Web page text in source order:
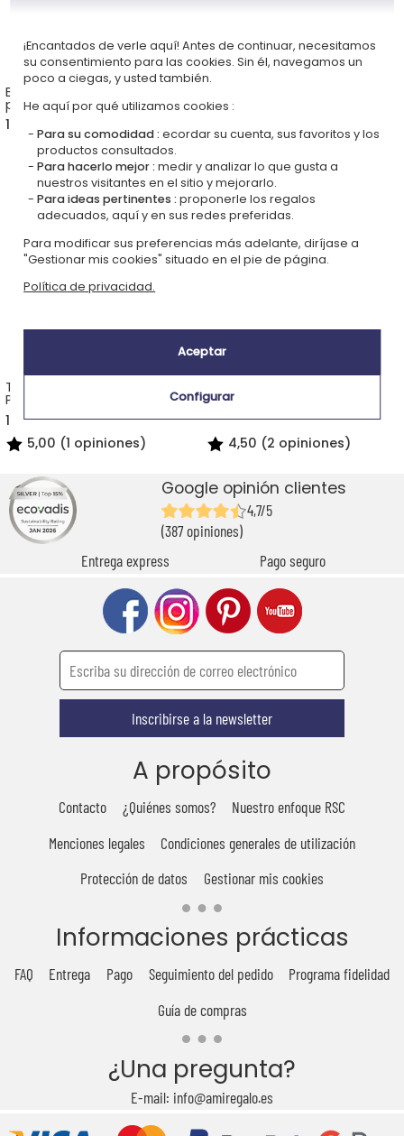
Bolsa multiuso
personalizada Personajes
17,90 €
personalizada Personajes
Taza personalizada
Personajes
13,90 €
5,00 (1 opiniones)
Personajes
19,90 €
4,50 (2 opiniones)
Google opinión clientes
4,7/5
(387 opiniones)
Entrega express
Pago seguro
Inscribirse a la newsletter
A propósito
Contacto ¿Quiénes somos?
Nuestro enfoque RSC
Menciones legales
Condiciones generales de utilización
Protección de datos
Gestionar mis cookies
Informaciones prácticas
FAQ Entrega Pago Seguimiento del pedido
Programa fidelidad
Guía de compras
¿Una pregunta?
E-mail: info@amiregalo.es
¡Encantados de verle aquí! Antes de continuar, necesitamos
su consentimiento para las cookies. Sin él, navegamos un
poco a ciegas, y usted también.
He aquí por qué utilizamos cookies :
Para su comodidad : ecordar su cuenta, sus favoritos y los
productos consultados.
Para hacerlo mejor : medir y analizar lo que gusta a
nuestros visitantes en el sitio y mejorarlo.
Para ideas pertinentes : proponerle los regalos
adecuados, aquí y en sus redes preferidas.
Para modificar sus preferencias más adelante, diríjase a
"Gestionar mis cookies" situado en el pie de página.
Política de privacidad.
Aceptar
Configurar